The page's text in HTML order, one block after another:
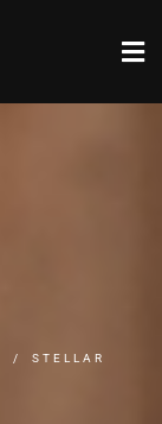
STELLAR